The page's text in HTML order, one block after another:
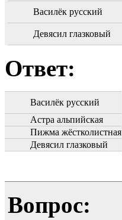
Василёк русский
Девясил глазковый
Ответ:
Василёк русский
Астра альпийская
Пижма жёстколистная
Девясил глазковый
Вопрос: